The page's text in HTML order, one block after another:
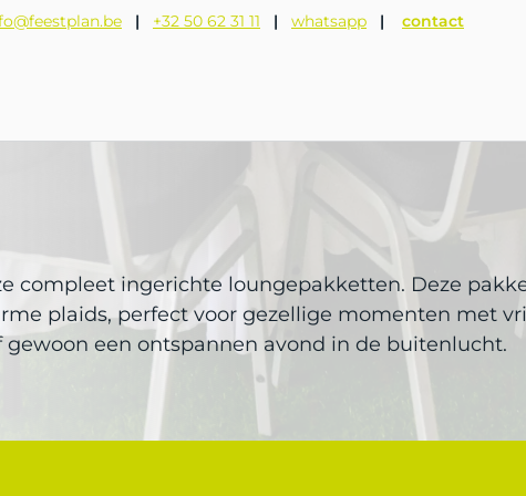
| +32 50 62 31 11 | whatsapp | contact
compleet ingerichte loungepakketten. Deze
plaids, perfect voor gezellige momenten met
een ontspannen avond in de buitenlucht.